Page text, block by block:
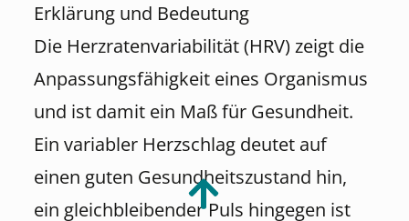
Erklärung und Bedeutung
Die Herzratenvariabilität (HRV) zeigt die
Anpassungsfähigkeit eines Organismus
und ist damit ein Maß für Gesundheit.
Ein variabler Herzschlag deutet auf
einen guten Gesundheitszustand hin,
ein gleichbleibender Puls hingegen ist